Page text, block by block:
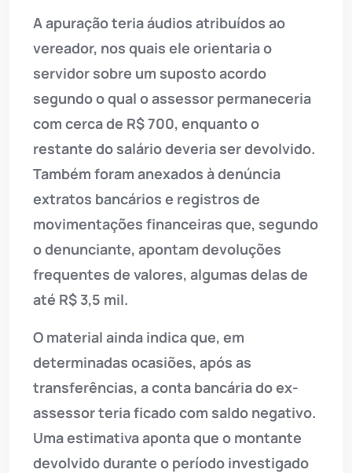
A apuração teria áudios atribuídos ao
vereador, nos quais ele orientaria o
servidor sobre um suposto acordo
segundo o qual o assessor permaneceria
com cerca de R$ 700, enquanto o
restante do salário deveria ser devolvido.
Também foram anexados à denúncia
extratos bancários e registros de
movimentações financeiras que, segundo
o denunciante, apontam devoluções
frequentes de valores, algumas delas de
até R$ 3,5 mil.
O material ainda indica que, em
determinadas ocasiões, após as
transferências, a conta bancária do ex-
assessor teria ficado com saldo negativo.
Uma estimativa aponta que o montante
devolvido durante o período investigado